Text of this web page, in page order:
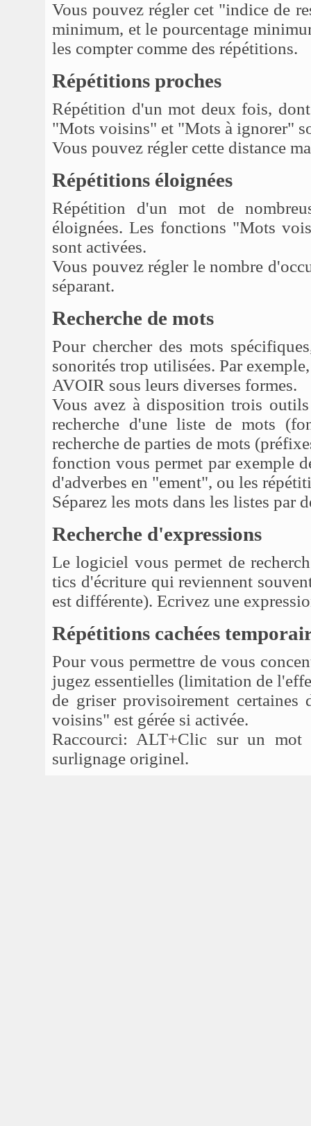
Vous pouvez régler cet "indice de
minimum, et le pourcentage
les compter comme des répétitions.
Répétitions proches
Répétition d'un mot deux fois,
"Mots voisins" et "Mots à ignorer"
Vous pouvez régler cette distance
Répétitions éloignées
Répétition d'un mot de
éloignées. Les fonctions "Mots
sont activées.
Vous pouvez régler le nombre
séparant.
Recherche de mots
Pour chercher des mots
sonorités trop utilisées. Par
AVOIR sous leurs diverses formes.
Vous avez à disposition trois
recherche d'une liste de mots
recherche de parties de mots
fonction vous permet par exemple
d'adverbes en "ement", ou les
Séparez les mots dans les listes par
Recherche d'expressions
Le logiciel vous permet de
tics d'écriture qui reviennent
est différente). Ecrivez une
Répétitions cachées
Pour vous permettre de vous
jugez essentielles (limitation de
de griser provisoirement
voisins" est gérée si activée.
Raccourci: ALT+Clic sur un
surlignage originel.